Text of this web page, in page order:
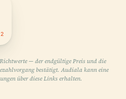
— der endgültige Preis und die
bestätigt. Audiala kann eine
über diese Links erhalten.